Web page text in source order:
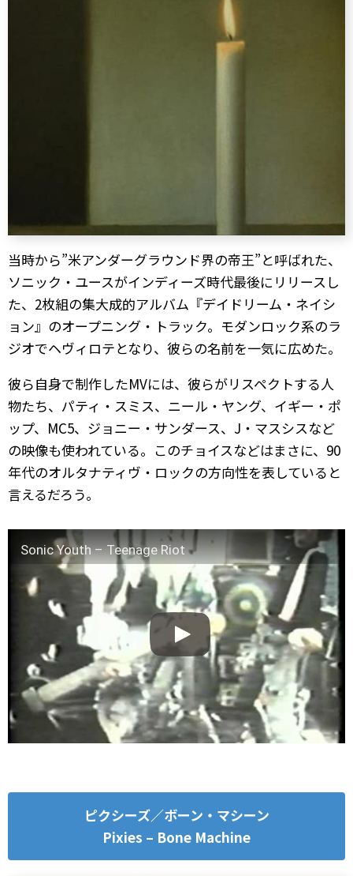
当時から”米アンダーグラウンド界の帝王”と呼ばれた、
ソニック・ユースがインディーズ時代最後にリリースし
た、2枚組の集大成的アルバム『デイドリーム・ネイシ
ョン』のオープニング・トラック。モダンロック系のラ
ジオでヘヴィロテとなり、彼らの名前を一気に広めた。
彼ら自身で制作したMVには、彼らがリスペクトする人
物たち、パティ・スミス、ニール・ヤング、イギー・ポ
ップ、MC5、ジョニー・サンダース、J・マスシスなど
の映像も使われている。このチョイスなどはまさに、90
年代のオルタナティヴ・ロックの方向性を表していると
言えるだろう。
Sonic Youth – Teenage Riot
ピクシーズ／ボーン・マシーン
Pixies – Bone Machine